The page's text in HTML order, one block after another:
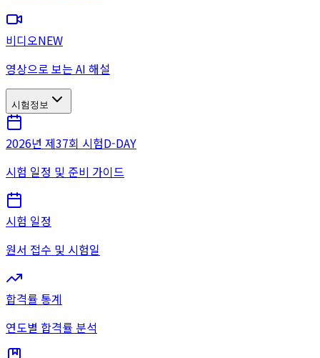
비디오NEW
영상으로 보는 AI 해설
시험정보
2026년 제37회 시험D-DAY
시험 일정 및 준비 가이드
시험 일정
원서 접수 및 시험일
합격률 통계
연도별 합격률 분석